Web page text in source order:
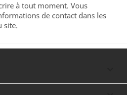
à tout moment. Vous
de contact dans les
site.